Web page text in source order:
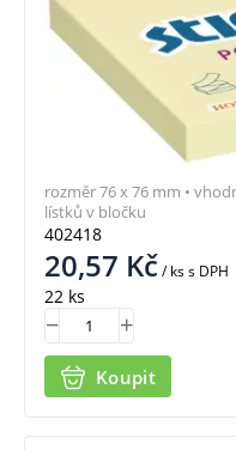
402418
20,57 Kč/ kss DPH
22 ks
Koupit
rozměr 76 x 76 mm •
lístků v bločku